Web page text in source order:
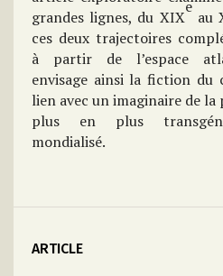
grandes lignes, du XIX
e
au
ces deux trajectoires
à partir de l’espace
envisage ainsi la fiction du
lien avec un imaginaire de la
plus en plus
mondialisé.
ARTICLE